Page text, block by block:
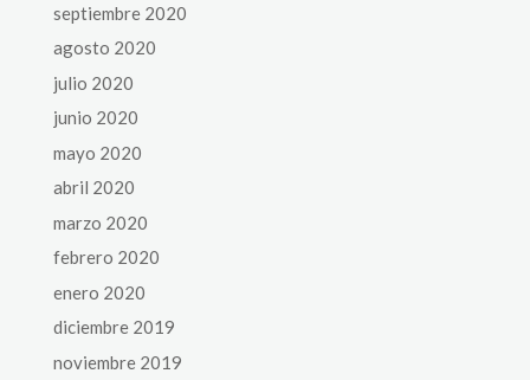
septiembre 2020
agosto 2020
julio 2020
junio 2020
mayo 2020
abril 2020
marzo 2020
febrero 2020
enero 2020
diciembre 2019
noviembre 2019